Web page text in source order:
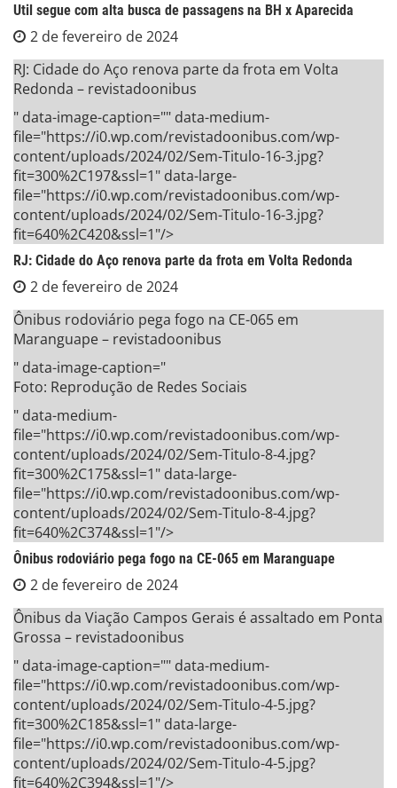
Util segue com alta busca de passagens na BH x Aparecida
2 de fevereiro de 2024
RJ: Cidade do Aço renova parte da frota em Volta
Redonda – revistadoonibus
" data-image-caption="" data-medium-
file="https://i0.wp.com/revistadoonibus.com/wp-
content/uploads/2024/02/Sem-Titulo-16-3.jpg?
fit=300%2C197&ssl=1" data-large-
file="https://i0.wp.com/revistadoonibus.com/wp-
content/uploads/2024/02/Sem-Titulo-16-3.jpg?
fit=640%2C420&ssl=1"/>
RJ: Cidade do Aço renova parte da frota em Volta Redonda
2 de fevereiro de 2024
Ônibus rodoviário pega fogo na CE-065 em
Maranguape – revistadoonibus
" data-image-caption="
Foto: Reprodução de Redes Sociais
" data-medium-
file="https://i0.wp.com/revistadoonibus.com/wp-
content/uploads/2024/02/Sem-Titulo-8-4.jpg?
fit=300%2C175&ssl=1" data-large-
file="https://i0.wp.com/revistadoonibus.com/wp-
content/uploads/2024/02/Sem-Titulo-8-4.jpg?
fit=640%2C374&ssl=1"/>
Ônibus rodoviário pega fogo na CE-065 em Maranguape
2 de fevereiro de 2024
Ônibus da Viação Campos Gerais é assaltado em Ponta
Grossa – revistadoonibus
" data-image-caption="" data-medium-
file="https://i0.wp.com/revistadoonibus.com/wp-
content/uploads/2024/02/Sem-Titulo-4-5.jpg?
fit=300%2C185&ssl=1" data-large-
file="https://i0.wp.com/revistadoonibus.com/wp-
content/uploads/2024/02/Sem-Titulo-4-5.jpg?
fit=640%2C394&ssl=1"/>